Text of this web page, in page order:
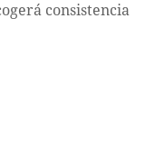
consistencia